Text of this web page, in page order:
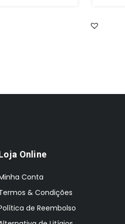
Online
Conta
& Condições
de Reembolso